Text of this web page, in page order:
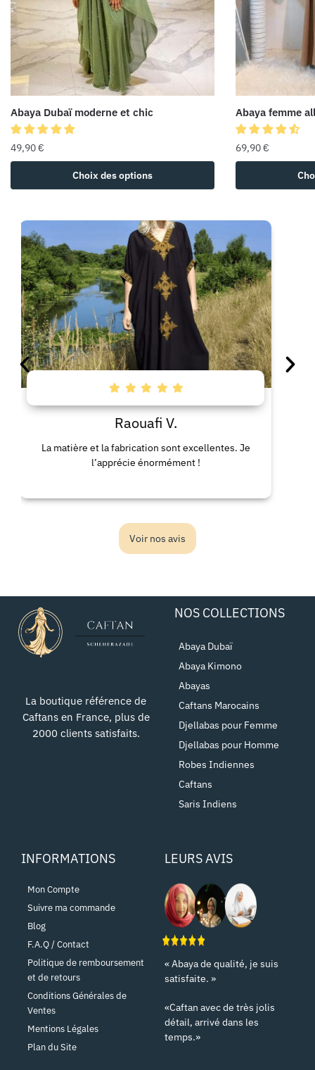
Abaya Dubaï moderne et chic
49,90€
Choix des options
Abaya femme
69,90€
Raouafi V.
matière et la fabrication sont excellentes. Je
l’apprécie énormément !
Voir nos avis
La boutique référence de
Caftans en France, plus de
2000 clients satisfaits.
NOS COLLECTIONS
Abaya Dubaï
Abaya Kimono
Abayas
Caftans Marocains
Djellabas pour Femme
Djellabas pour Homme
Robes Indiennes
Caftans
Saris Indiens
INFORMATIONS
Mon Compte
Suivre ma commande
Blog
F.A.Q / Contact
Politique de remboursement
et de retours
Conditions Générales de
Ventes
Mentions Légales
Plan du Site
LEURS AVIS
« Abaya de qualité, je suis
satisfaite. »
«Caftan avec de très jolis
détail, arrivé dans les
temps.»